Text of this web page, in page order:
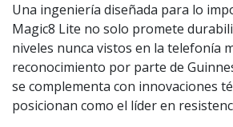
Una ingeniería diseñada para lo
Magic8 Lite no solo promete
niveles nunca vistos en la telefonía
reconocimiento por parte de
se complementa con innovaciones
posicionan como el líder en